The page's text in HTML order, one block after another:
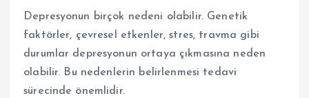
Depresyonun birçok nedeni olabilir. Genetik
faktörler, çevresel etkenler, stres, travma gibi
durumlar depresyonun ortaya çıkmasına neden
olabilir. Bu nedenlerin belirlenmesi tedavi
sürecinde önemlidir.